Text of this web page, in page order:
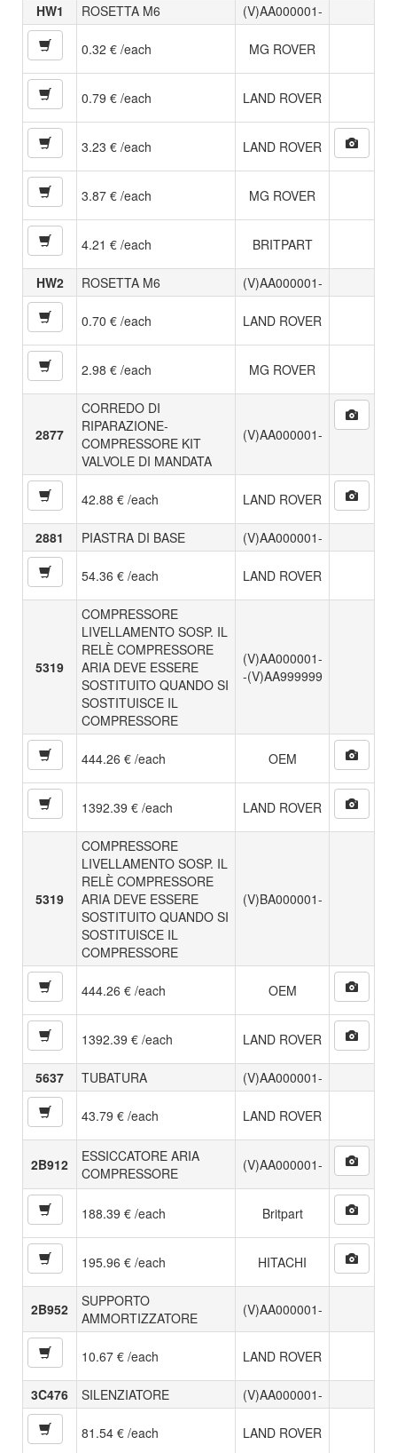
HW1 ROSETTA M6 (V)AA000001-
0.32 € /each MG ROVER
0.79 € /each LAND ROVER
3.23 € /each LAND ROVER
3.87 € /each MG ROVER
4.21 € /each BRITPART
HW2 ROSETTA M6 (V)AA000001-
0.70 € /each LAND ROVER
2.98 € /each MG ROVER
2877
CORREDO DI
RIPARAZIONE-
COMPRESSORE KIT
VALVOLE DI MANDATA
(V)AA000001-
42.88 € /each LAND ROVER
2881 PIASTRA DI BASE (V)AA000001-
54.36 € /each LAND ROVER
5319
COMPRESSORE
LIVELLAMENTO SOSP. IL
RELÈ COMPRESSORE
ARIA DEVE ESSERE
SOSTITUITO QUANDO SI
SOSTITUISCE IL
COMPRESSORE
(V)AA000001-
-(V)AA999999
444.26 € /each OEM
1392.39 € /each LAND ROVER
5319
COMPRESSORE
LIVELLAMENTO SOSP. IL
RELÈ COMPRESSORE
ARIA DEVE ESSERE
SOSTITUITO QUANDO SI
SOSTITUISCE IL
COMPRESSORE
(V)BA000001-
444.26 € /each OEM
1392.39 € /each LAND ROVER
5637 TUBATURA (V)AA000001-
43.79 € /each LAND ROVER
2B912
ESSICCATORE ARIA
COMPRESSORE
(V)AA000001-
188.39 € /each Britpart
195.96 € /each HITACHI
2B952
SUPPORTO
AMMORTIZZATORE
(V)AA000001-
10.67 € /each LAND ROVER
3C476 SILENZIATORE (V)AA000001-
81.54 € /each LAND ROVER